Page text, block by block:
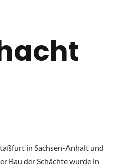
in Sachsen-Anhalt und
Bau der Schächte wurde in